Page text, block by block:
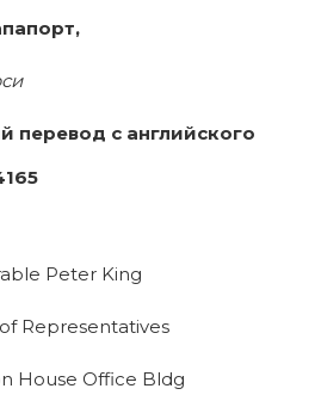
перевод с английского
Peter King
Representatives
House Office Bldg